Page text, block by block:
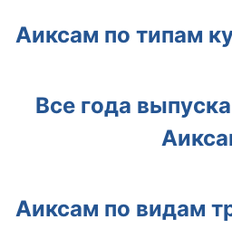
Аиксам по типам
Все года
Аиксам по видам